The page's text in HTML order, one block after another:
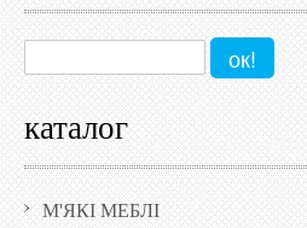
каталог
М'ЯКІ МЕБЛІ